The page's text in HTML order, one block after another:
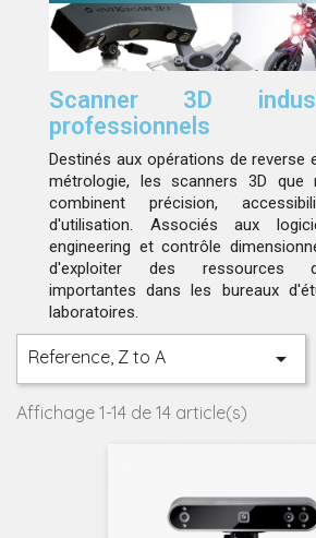
Scanner 3D
professionnels
Destinés aux opérations de reverse
métrologie, les scanners 3D que
combinent précision,
d'utilisation. Associés aux
engineering et contrôle
d'exploiter des ressources
importantes dans les bureaux
laboratoires.
Reference, Z to A 
Affichage 1-14 de 14 article(s)